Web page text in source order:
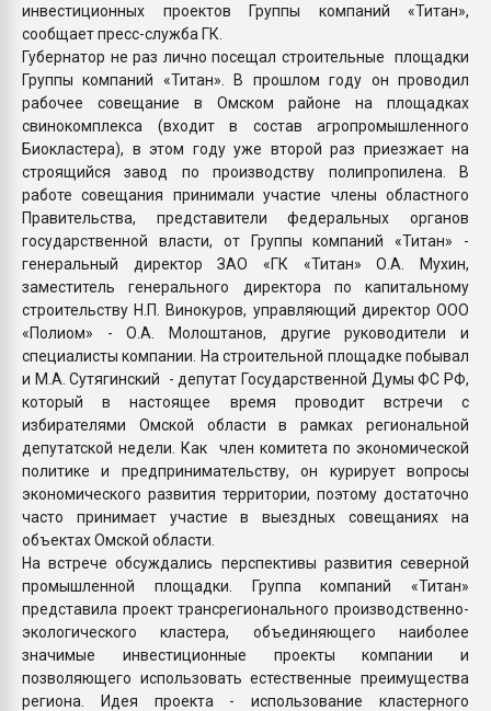
инвестиционных проектов Группы компаний «Титан»,
сообщает пресс-служба ГК.
Губернатор не раз лично посещал строительные площадки
Группы компаний «Титан». В прошлом году он проводил
рабочее совещание в Омском районе на площадках
свинокомплекса (входит в состав агропромышленного
Биокластера), в этом году уже второй раз приезжает на
строящийся завод по производству полипропилена. В
работе совещания принимали участие члены областного
Правительства, представители федеральных органов
государственной власти, от Группы компаний «Титан» -
генеральный директор ЗАО «ГК «Титан» О.А. Мухин,
заместитель генерального директора по капитальному
строительству Н.П. Винокуров, управляющий директор ООО
«Полиом» - О.А. Молоштанов, другие руководители и
специалисты компании. На строительной площадке побывал
и М.А. Сутягинский - депутат Государственной Думы ФС РФ,
который в настоящее время проводит встречи с
избирателями Омской области в рамках региональной
депутатской недели. Как член комитета по экономической
политике и предпринимательству, он курирует вопросы
экономического развития территории, поэтому достаточно
часто принимает участие в выездных совещаниях на
объектах Омской области.
На встрече обсуждались перспективы развития северной
промышленной площадки. Группа компаний «Титан»
представила проект трансрегионального производственно-
экологического кластера, объединяющего наиболее
значимые инвестиционные проекты компании и
позволяющего использовать естественные преимущества
региона. Идея проекта - использование кластерного